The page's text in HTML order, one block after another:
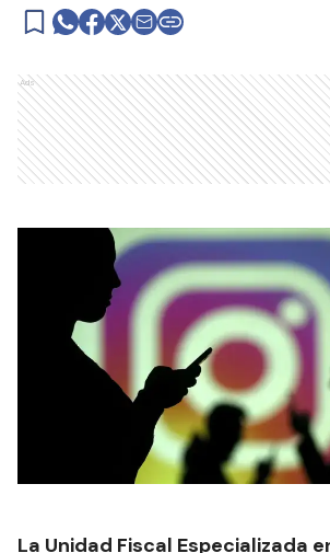
Ads
La Unidad Fiscal Especializada